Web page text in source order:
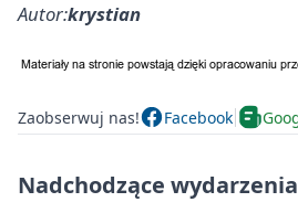
Autor:krystian
Zaobserwuj nas! Facebook
Nadchodzące wydarzenia